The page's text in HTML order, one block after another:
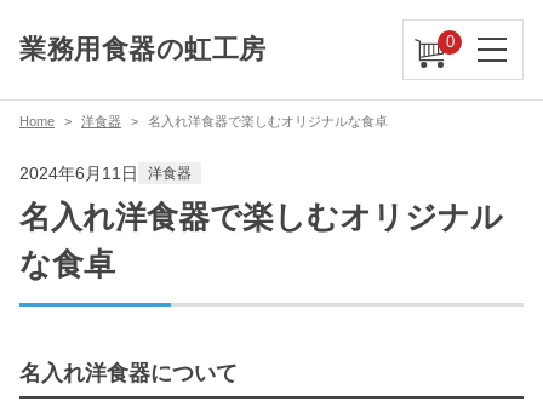
業務用食器の虹工房 0
Home 洋食器 名入れ洋食器で楽しむオリジナルな食卓
2024年6月11日 洋食器
名入れ洋食器で楽しむオリジナル
な食卓
名入れ洋食器について